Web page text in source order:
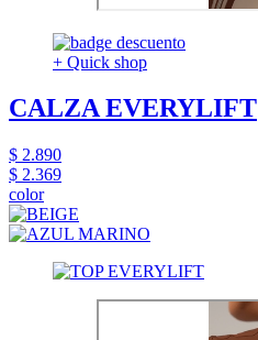
+ Quick shop
CALZA EVERYLIFT
$ 2.890
$ 2.369
color